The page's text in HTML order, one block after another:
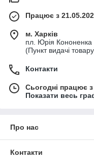
Працює з
м. Харків
пл. Юрія
(Пункт видачі
Контакти
Сьогодні працює
Показати весь
Про нас
Контакти